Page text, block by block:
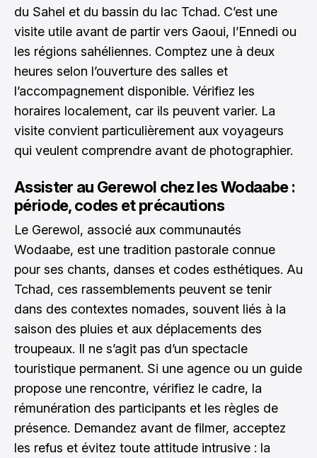
du Sahel et du bassin du lac Tchad. C’est une
visite utile avant de partir vers Gaoui, l’Ennedi ou
les régions sahéliennes. Comptez une à deux
heures selon l’ouverture des salles et
l’accompagnement disponible. Vérifiez les
horaires localement, car ils peuvent varier. La
visite convient particulièrement aux voyageurs
qui veulent comprendre avant de photographier.
Assister au Gerewol chez les Wodaabe :
période, codes et précautions
Le Gerewol, associé aux communautés
Wodaabe, est une tradition pastorale connue
pour ses chants, danses et codes esthétiques. Au
Tchad, ces rassemblements peuvent se tenir
dans des contextes nomades, souvent liés à la
saison des pluies et aux déplacements des
troupeaux. Il ne s’agit pas d’un spectacle
touristique permanent. Si une agence ou un guide
propose une rencontre, vérifiez le cadre, la
rémunération des participants et les règles de
présence. Demandez avant de filmer, acceptez
les refus et évitez toute attitude intrusive : la